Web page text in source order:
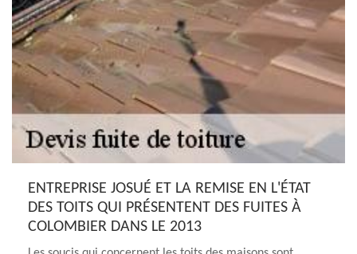
ENTREPRISE JOSUÉ ET LA REMISE EN L'ÉTAT
DES TOITS QUI PRÉSENTENT DES FUITES À
COLOMBIER DANS LE 2013